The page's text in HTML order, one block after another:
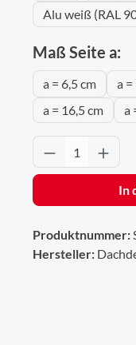
Alu weiß (RAL
Maß Seite a:
a = 6,5 cm a =
a = 16,5 cm
a
Produkt
In
Produktnummer:
Hersteller: